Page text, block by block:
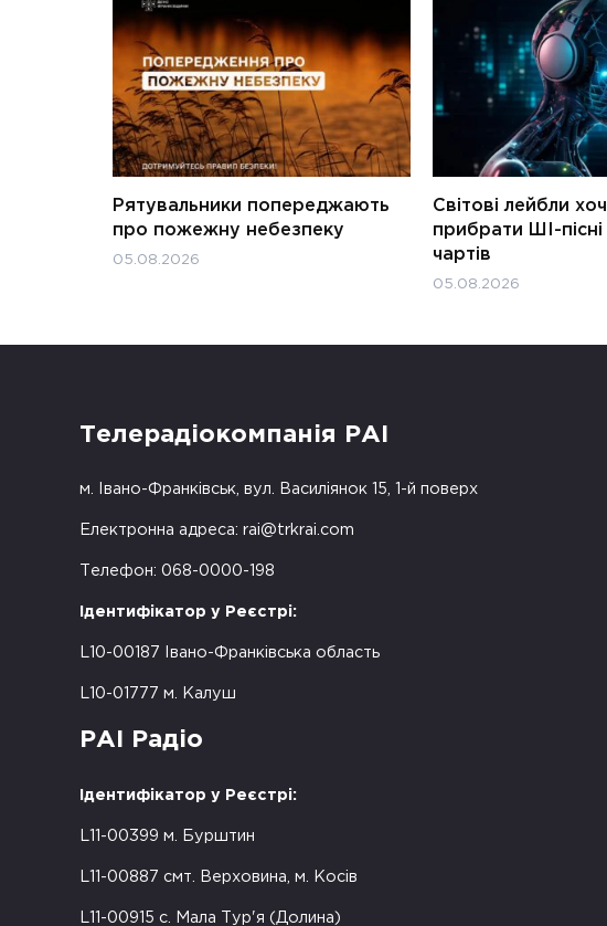
Рятувальники попереджають
про пожежну небезпеку
05.08.2026
Світові лейбли
прибрати ШІ-
чартів
05.08.2026
Телерадіокомпанія РАІ
м. Івано-Франківськ, вул. Василіянок 15, 1-й поверх
Електронна адреса: rai@trkrai.com
Телефон: 068-0000-198
Ідентифікатор у Реєстрі:
L10-00187 Івано-Франківська область
L10-01777 м. Калуш
РАІ Радіо
Ідентифікатор у Реєстрі:
L11-00399 м. Бурштин
L11-00887 смт. Верховина, м. Косів
L11-00915 с. Мала Тур'я (Долина)